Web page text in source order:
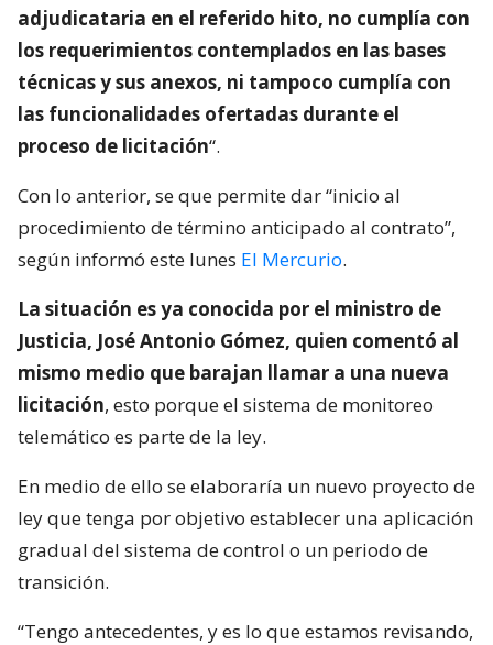
adjudicataria en el referido hito, no cumplía con
los requerimientos contemplados en las bases
técnicas y sus anexos, ni tampoco cumplía con
las funcionalidades ofertadas durante el
proceso de licitación“.
Con lo anterior, se que permite dar “inicio al
procedimiento de término anticipado al contrato”,
según informó este lunes El Mercurio.
La situación es ya conocida por el ministro de
Justicia, José Antonio Gómez, quien comentó al
mismo medio que barajan llamar a una nueva
licitación, esto porque el sistema de monitoreo
telemático es parte de la ley.
En medio de ello se elaboraría un nuevo proyecto de
ley que tenga por objetivo establecer una aplicación
gradual del sistema de control o un periodo de
transición.
“Tengo antecedentes, y es lo que estamos revisando,